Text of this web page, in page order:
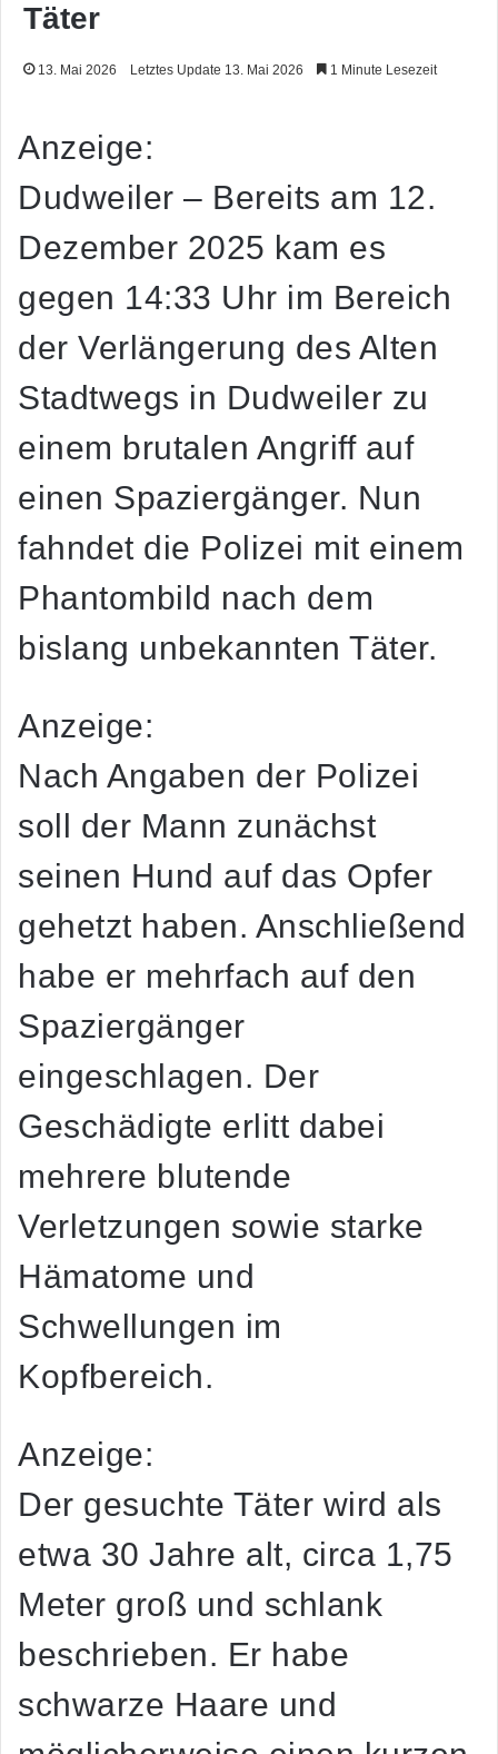
Täter
13. Mai 2026 Letztes Update 13. Mai 2026 1 Minute Lesezeit
Anzeige:
Dudweiler – Bereits am 12.
Dezember 2025 kam es
gegen 14:33 Uhr im Bereich
der Verlängerung des Alten
Stadtwegs in Dudweiler zu
einem brutalen Angriff auf
einen Spaziergänger. Nun
fahndet die Polizei mit einem
Phantombild nach dem
bislang unbekannten Täter.
Anzeige:
Nach Angaben der Polizei
soll der Mann zunächst
seinen Hund auf das Opfer
gehetzt haben. Anschließend
habe er mehrfach auf den
Spaziergänger
eingeschlagen. Der
Geschädigte erlitt dabei
mehrere blutende
Verletzungen sowie starke
Hämatome und
Schwellungen im
Kopfbereich.
Anzeige:
Der gesuchte Täter wird als
etwa 30 Jahre alt, circa 1,75
Meter groß und schlank
beschrieben. Er habe
schwarze Haare und